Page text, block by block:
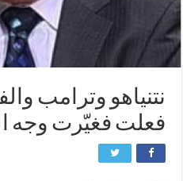
نتنياهو وترامب
فعلت فغيّرت وجه